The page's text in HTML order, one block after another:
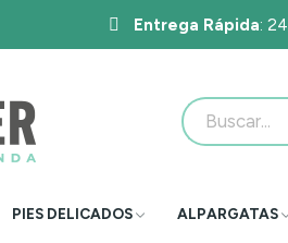
Entrega Rápida:
PIES DELICADOS ALPARGATAS